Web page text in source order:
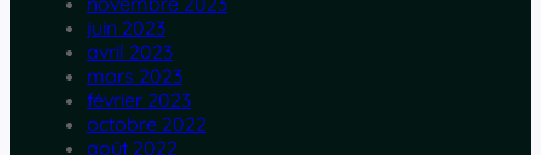
juin 2023
avril 2023
mars 2023
février 2023
octobre 2022
août 2022